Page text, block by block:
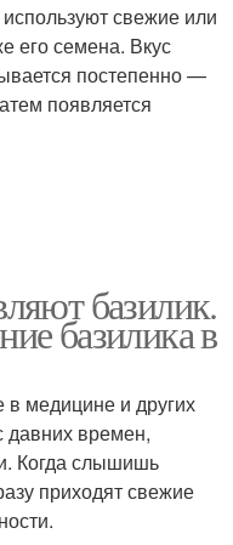
свежие или
его семена. Вкус
постепенно —
появляется
базилик.
базилика в
медицине и других
давних времен,
Когда слышишь
приходят свежие